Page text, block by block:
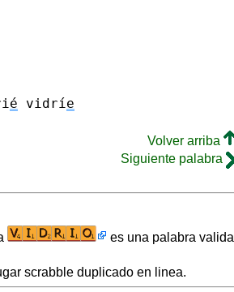
é vidríe
Volver arriba
Siguiente palabra
es una palabra valida
scrabble duplicado en linea.